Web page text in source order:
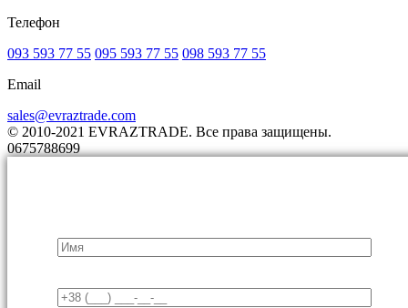
Телефон
093 593 77 55 095 593 77 55 098 593 77 55
Email
sales@evraztrade.com
© 2010-2021 EVRAZTRADE. Все права защищены.
0675788699